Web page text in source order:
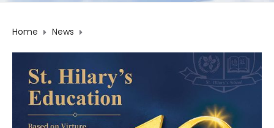
Home News